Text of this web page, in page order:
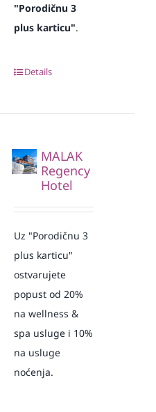
"Porodičnu 3
plus karticu".
Details
MALAK
Regency
Hotel
Uz "Porodičnu 3
plus karticu"
ostvarujete
popust od 20%
na wellness &
spa usluge i 10%
na usluge
noćenja.